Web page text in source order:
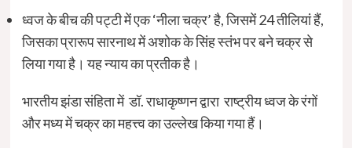
ध्वज के बीच की पट्टी में एक ‘नीला चक्र’ है, जिसमें 24 तीलियां हैं,
जिसका प्रारूप सारनाथ में अशोक के सिंह स्तंभ पर बने चक्र से
लिया गया है। यह न्याय का प्रतीक है।
भारतीय झंडा संहिता में डॉ. राधाकृष्णन द्वारा राष्ट्रीय ध्वज के रंगों
और मध्य में चक्र का महत्त्व का उल्लेख किया गया हैं।